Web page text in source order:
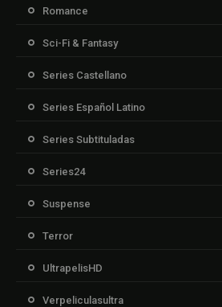
Romance
Sci-Fi & Fantasy
Series Castellano
Series Español Latino
Series Subtituladas
Series24
Suspense
Terror
UltrapelisHD
Verpeliculasultra